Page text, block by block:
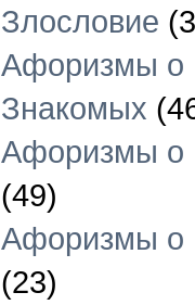
Злословие
Афоризмы о
Знакомых
Афоризмы о
(49)
Афоризмы о
(23)